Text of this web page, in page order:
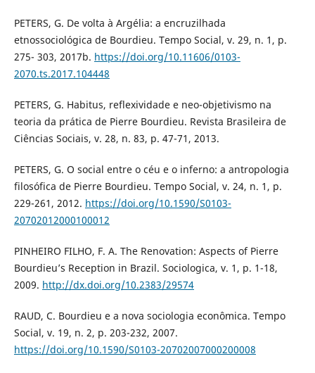
PETERS, G. De volta à Argélia: a encruzilhada
etnossociológica de Bourdieu. Tempo Social, v. 29, n. 1, p.
275- 303, 2017b. https://doi.org/10.11606/0103-
2070.ts.2017.104448
PETERS, G. Habitus, reflexividade e neo-objetivismo na
teoria da prática de Pierre Bourdieu. Revista Brasileira de
Ciências Sociais, v. 28, n. 83, p. 47-71, 2013.
PETERS, G. O social entre o céu e o inferno: a antropologia
filosófica de Pierre Bourdieu. Tempo Social, v. 24, n. 1, p.
229-261, 2012. https://doi.org/10.1590/S0103-
20702012000100012
PINHEIRO FILHO, F. A. The Renovation: Aspects of Pierre
Bourdieu’s Reception in Brazil. Sociologica, v. 1, p. 1-18,
2009. http://dx.doi.org/10.2383/29574
RAUD, C. Bourdieu e a nova sociologia econômica. Tempo
Social, v. 19, n. 2, p. 203-232, 2007.
https://doi.org/10.1590/S0103-20702007000200008